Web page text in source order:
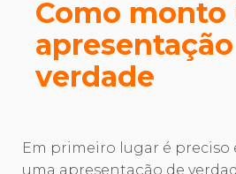
Como monto
verdade
Em primeiro lugar é preciso
uma apresentação de